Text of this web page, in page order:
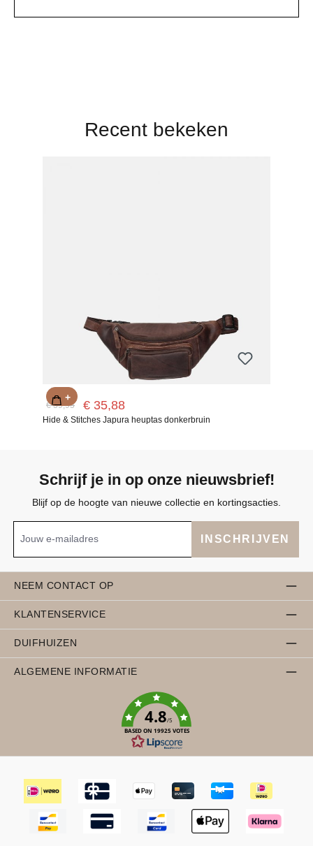
Recent bekeken
€ 39,95 € 35,88
Hide & Stitches Japura heuptas donkerbruin
+
Schrijf je in op onze nieuwsbrief!
Blijf op de hoogte van nieuwe collectie en kortingsacties.
INSCHRIJVEN
NEEM CONTACT OP
KLANTENSERVICE
DUIFHUIZEN
ALGEMENE INFORMATIE
4.8/5
BASED ON 19925 VOTES